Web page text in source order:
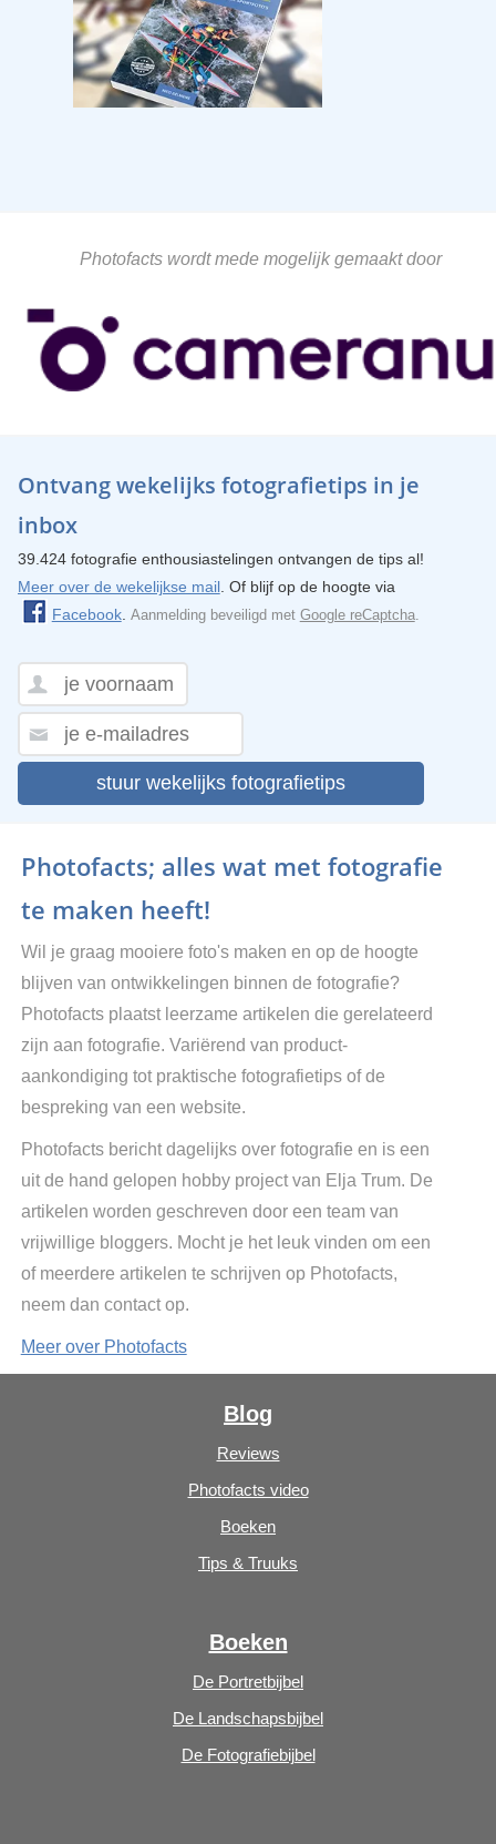
Photofacts wordt mede mogelijk gemaakt door
Ontvang wekelijks fotografietips in je
inbox
39.424 fotografie enthousiastelingen ontvangen de tips al!
Meer over de wekelijkse mail. Of blijf op de hoogte via
Facebook. Aanmelding beveiligd met Google reCaptcha.
stuur wekelijks fotografietips
Photofacts; alles wat met fotografie
te maken heeft!
Wil je graag mooiere foto's maken en op de hoogte
blijven van ontwikkelingen binnen de fotografie?
Photofacts plaatst leerzame artikelen die gerelateerd
zijn aan fotografie. Variërend van product-
aankondiging tot praktische fotografietips of de
bespreking van een website.
Photofacts bericht dagelijks over fotografie en is een
uit de hand gelopen hobby project van Elja Trum. De
artikelen worden geschreven door een team van
vrijwillige bloggers. Mocht je het leuk vinden om een
of meerdere artikelen te schrijven op Photofacts,
neem dan contact op.
Meer over Photofacts
Blog
Reviews
Photofacts video
Boeken
Tips & Truuks
Boeken
De Portretbijbel
De Landschapsbijbel
De Fotografiebijbel